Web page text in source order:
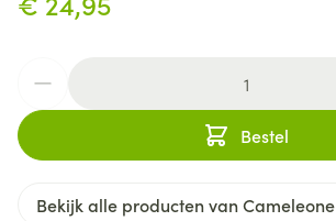
Bestel
Bekijk alle producten van Cameleone